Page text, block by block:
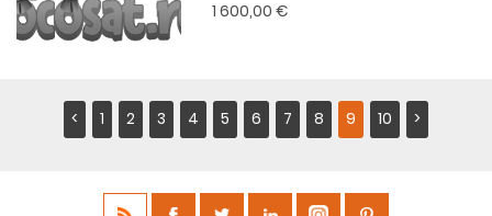
1 600,00 €
< 1 2 3 4 5 6 7 8 9 10 >